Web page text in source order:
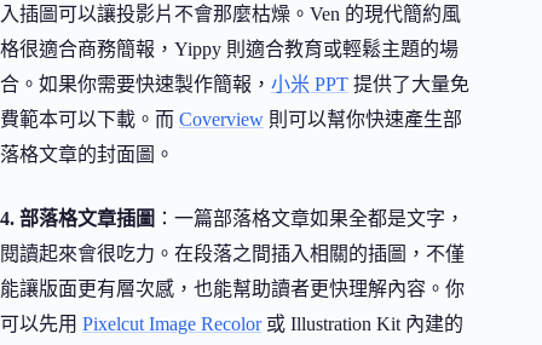
入插圖可以讓投影片不會那麼枯燥。Ven 的現代簡約風
格很適合商務簡報，Yippy 則適合教育或輕鬆主題的場
合。如果你需要快速製作簡報， 小米 PPT 提供了大量免
費範本可以下載。而 Coverview 則可以幫你快速產生部
落格文章的封面圖。
4. 部落格文章插圖 ：一篇部落格文章如果全都是文字，
閱讀起來會很吃力。在段落之間插入相關的插圖，不僅
能讓版面更有層次感，也能幫助讀者更快理解內容。你
可以先用 Pixelcut Image Recolor或 Illustration Kit 內建的